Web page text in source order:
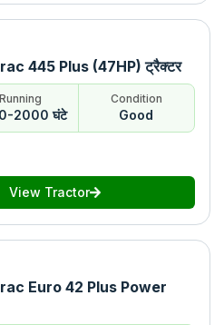
445 Plus (47HP) ट्रैक्टर
Running
2000 घंटे
Condition
Good
View Tractor
Euro 42 Plus Power